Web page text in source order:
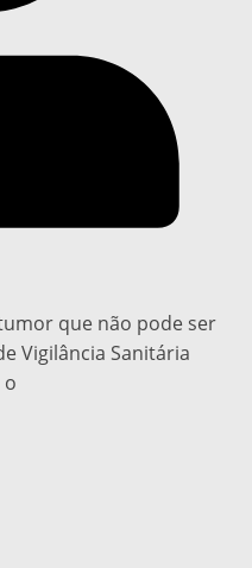
que não pode ser
Vigilância Sanitária
o